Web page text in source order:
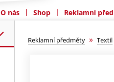
O nás | Shop | Reklamní
Reklamní předměty » Textil